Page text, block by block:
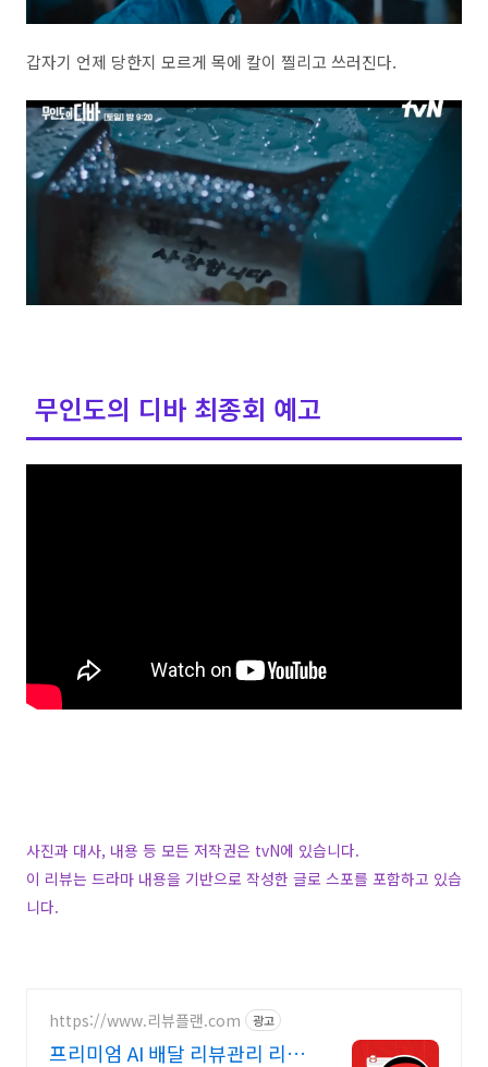
갑자기 언제 당한지 모르게 목에 칼이 찔리고 쓰러진다.
무인도의 디바 최종회 예고
사진과 대사, 내용 등 모든 저작권은 tvN에 있습니다.
이 리뷰는 드라마 내용을 기반으로 작성한 글로 스포를 포함하고 있습
니다.
https://www.리뷰플랜.com 광고
프리미엄 AI 배달 리뷰관리 리뷰